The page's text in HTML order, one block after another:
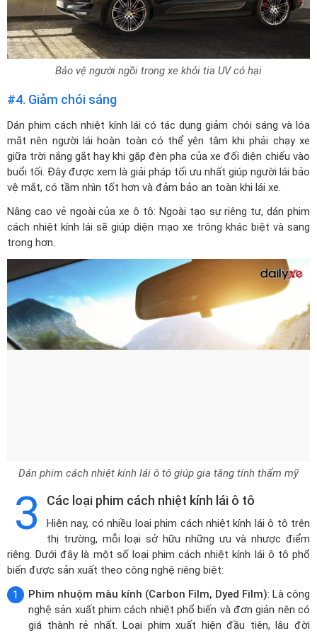
Bảo vệ người ngồi trong xe khỏi tia UV có hại
#4. Giảm chói sáng
Dán phim cách nhiệt kính lái có tác dụng giảm chói sáng và lóa
mắt nên người lái hoàn toàn có thể yên tâm khi phải chạy xe
giữa trời nắng gắt hay khi gặp đèn pha của xe đối diện chiếu vào
buổi tối. Đây được xem là giải pháp tối ưu nhất giúp người lái bảo
vệ mắt, có tầm nhìn tốt hơn và đảm bảo an toàn khi lái xe.
Nâng cao vẻ ngoài của xe ô tô: Ngoài tạo sự riêng tư, dán phim
cách nhiệt kính lái sẽ giúp diện mạo xe trông khác biệt và sang
trọng hơn.
Dán phim cách nhiệt kính lái ô tô giúp gia tăng tính thẩm mỹ
3 Các loại phim cách nhiệt kính lái ô tô
Hiện nay, có nhiều loại phim cách nhiệt kính lái ô tô trên
thị trường, mỗi loại sở hữu những ưu và nhược điểm
riêng. Dưới đây là một số loại phim cách nhiệt kính lái ô tô phổ
biến được sản xuất theo công nghệ riêng biệt:
Phim nhuộm màu kính (Carbon Film, Dyed Film): Là công
nghệ sản xuất phim cách nhiệt phổ biến và đơn giản nên có
giá thành rẻ nhất. Loại phim xuất hiện đầu tiên, lâu đời